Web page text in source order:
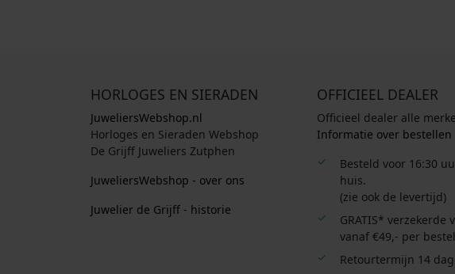
HORLOGES EN SIERADEN
JuweliersWebshop.nl
Horloges en Sieraden Webshop
De Grijff Juweliers Zutphen
JuweliersWebshop - over ons
Juwelier de Grijff - historie
OFFICIEEL DEALER
Officieel dealer alle
Informatie over bestellen
Besteld voor 16:30
huis.
(zie ook de levertijd)
GRATIS* verzekerde
vanaf €49,- per
Retourtermijn 14